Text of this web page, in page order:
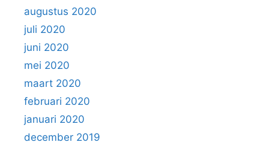
augustus 2020
juli 2020
juni 2020
mei 2020
maart 2020
februari 2020
januari 2020
december 2019